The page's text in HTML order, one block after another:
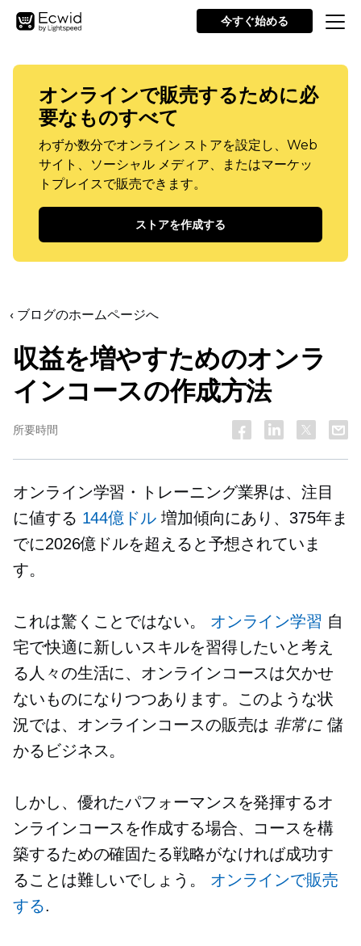
今すぐ始める
オンラインで販売するために必
要なものすべて
わずか数分でオンライン ストアを設定し、Web
サイト、ソーシャル メディア、またはマーケッ
トプレイスで販売できます。
ストアを作成する
‹ ブログのホームページへ
収益を増やすためのオンラ
インコースの作成方法
所要時間
オンライン学習・トレーニング業界は、注目
に値する 144億ドル増加傾向にあり、375年ま
でに2026億ドルを超えると予想されていま
す。
これは驚くことではない。 オンライン学習 自
宅で快適に新しいスキルを習得したいと考え
る人々の生活に、オンラインコースは欠かせ
ないものになりつつあります。このような状
況では、オンラインコースの販売は 非常に 儲
かるビジネス。
しかし、優れたパフォーマンスを発揮するオ
ンラインコースを作成する場合、コースを構
築するための確固たる戦略がなければ成功す
ることは難しいでしょう。 オンラインで販売
する.